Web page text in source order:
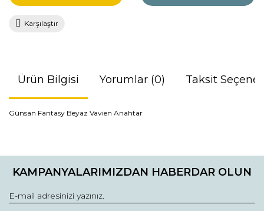
Karşılaştır
Ürün Bilgisi Yorumlar (0) Taksit
Günsan Fantasy Beyaz Vavien Anahtar
konularda yetersiz gördüğünüz noktaları öneri formunu
Görüş ve önerileriniz için teşekkür ederiz.
Ürün resmi kalitesiz, bozuk veya görüntülenemiyor.
KAMPANYALARIMIZDAN HABERDAR OLUN